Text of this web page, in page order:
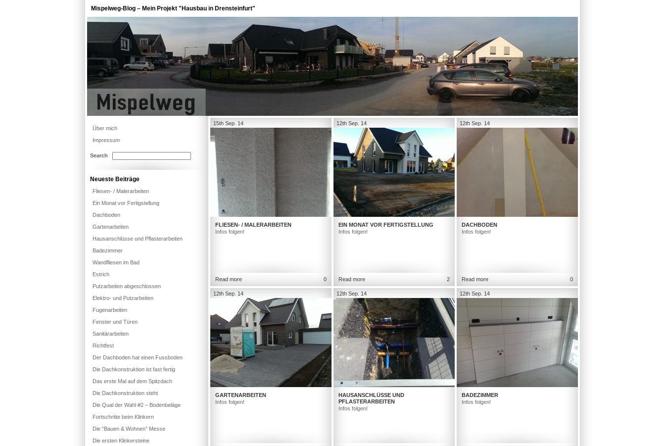
Mispelweg-Blog – Mein Projekt "Hausbau in Drensteinfurt"
15th Sep. 14
FLIESEN- / MALERARBEITEN
Infos folgen!
Read more 0
12th Sep. 14
EIN MONAT VOR FERTIGSTELLUNG
Infos folgen!
Read more 2
12th Sep. 14
DACHBODEN
Infos folgen!
Read more 0
12th Sep. 14
GARTENARBEITEN
Infos folgen!
12th Sep. 14
HAUSANSCHLÜSSE UND
PFLASTERARBEITEN
Infos folgen!
12th Sep. 14
BADEZIMMER
Infos folgen!
Über mich
Impressum
Search
Neueste Beiträge
Fliesen- / Malerarbeiten
Ein Monat vor Fertigstellung
Dachboden
Gartenarbeiten
Hausanschlüsse und Pflasterarbeiten
Badezimmer
Wandfliesen im Bad
Estrich
Putzarbeiten abgeschlossen
Elektro- und Putzarbeiten
Fugenarbeiten
Fenster und Türen
Sanitärarbeiten
Richtfest
Der Dachboden hat einen Fussboden
Die Dachkonstruktion ist fast fertig
Das erste Mal auf dem Spitzdach
Die Dachkonstruktion steht
Die Qual der Wahl #2 – Bodenbeläge
Fortschritte beim Klinkern
Die “Bauen & Wohnen” Messe
Die ersten Klinkersteine